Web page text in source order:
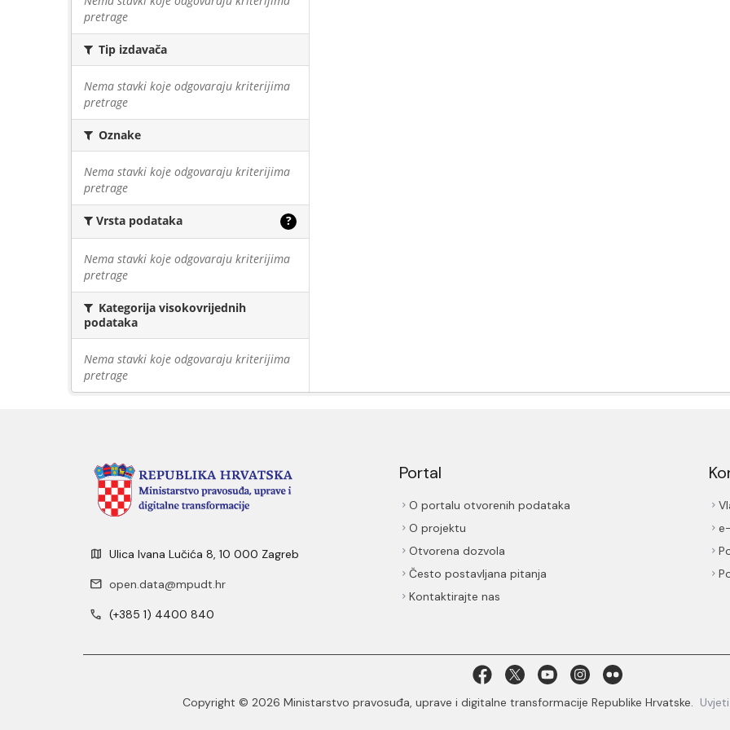
pretrage
Tip izdavača
Nema stavki koje odgovaraju kriterijima
pretrage
Oznake
Nema stavki koje odgovaraju kriterijima
pretrage
Vrsta podataka ?
Nema stavki koje odgovaraju kriterijima
pretrage
Kategorija visokovrijednih
podataka
Nema stavki koje odgovaraju kriterijima
pretrage